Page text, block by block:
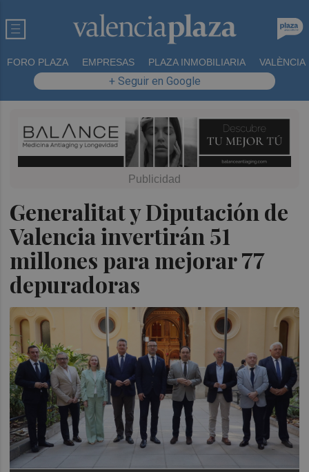
FORO PLAZA EMPRESAS PLAZA INMOBILIARIA VALÈNCIA
+ Seguir en Google
Generalitat y Diputación de
Valencia invertirán 51
millones para mejorar 77
depuradoras